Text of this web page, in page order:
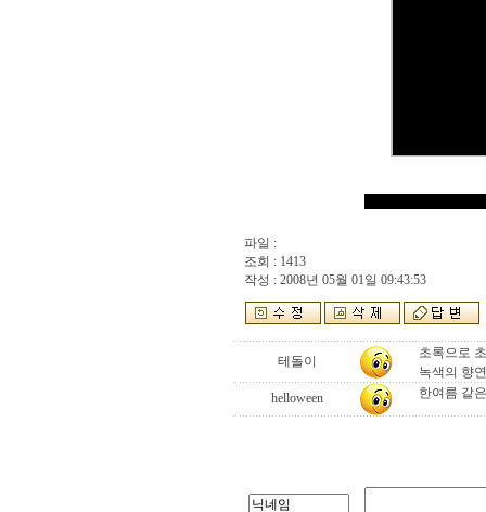
파일 :
조회 : 1413
작성 : 2008년 05월 01일 09:43:53
테돌이
초록으로
녹색의 향
helloween
한여름 같